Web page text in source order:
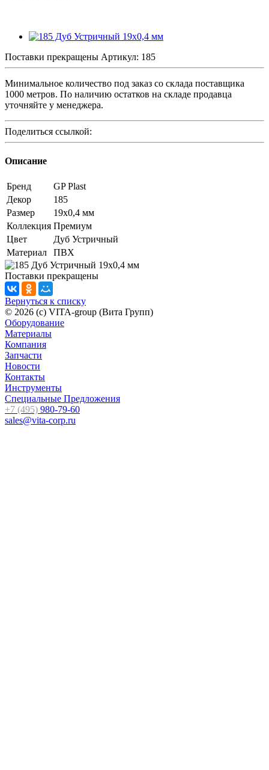
Поставки прекращены Артикул: 185
Минимальное количество под заказ со склада поставщика
1000 метров. По наличию остатков на складе продавца
уточняйте у менеджера.
Поделиться ссылкой:
Описание
Бренд
GP Plast
Декор
185
Размер
19x0,4 мм
Коллекция Премиум
Цвет
Дуб Устричный
Материал
ПВХ
Поставки прекращены
Вернуться к списку
© 2026 (c) VITA-group (Вита Групп)
Оборудование
Материалы
Компания
Запчасти
Новости
Контакты
Инструменты
Специальные Предложения
+7 (495) 980-79-60
sales@vita-corp.ru